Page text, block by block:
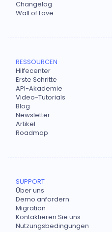
Changelog
Wall of Love
RESSOURCEN
Hilfecenter
Erste Schritte
API-Akademie
Video-Tutorials
Blog
Newsletter
Artikel
Roadmap
SUPPORT
Über uns
Demo anfordern
Migration
Kontaktieren Sie uns
Nutzungsbedingungen